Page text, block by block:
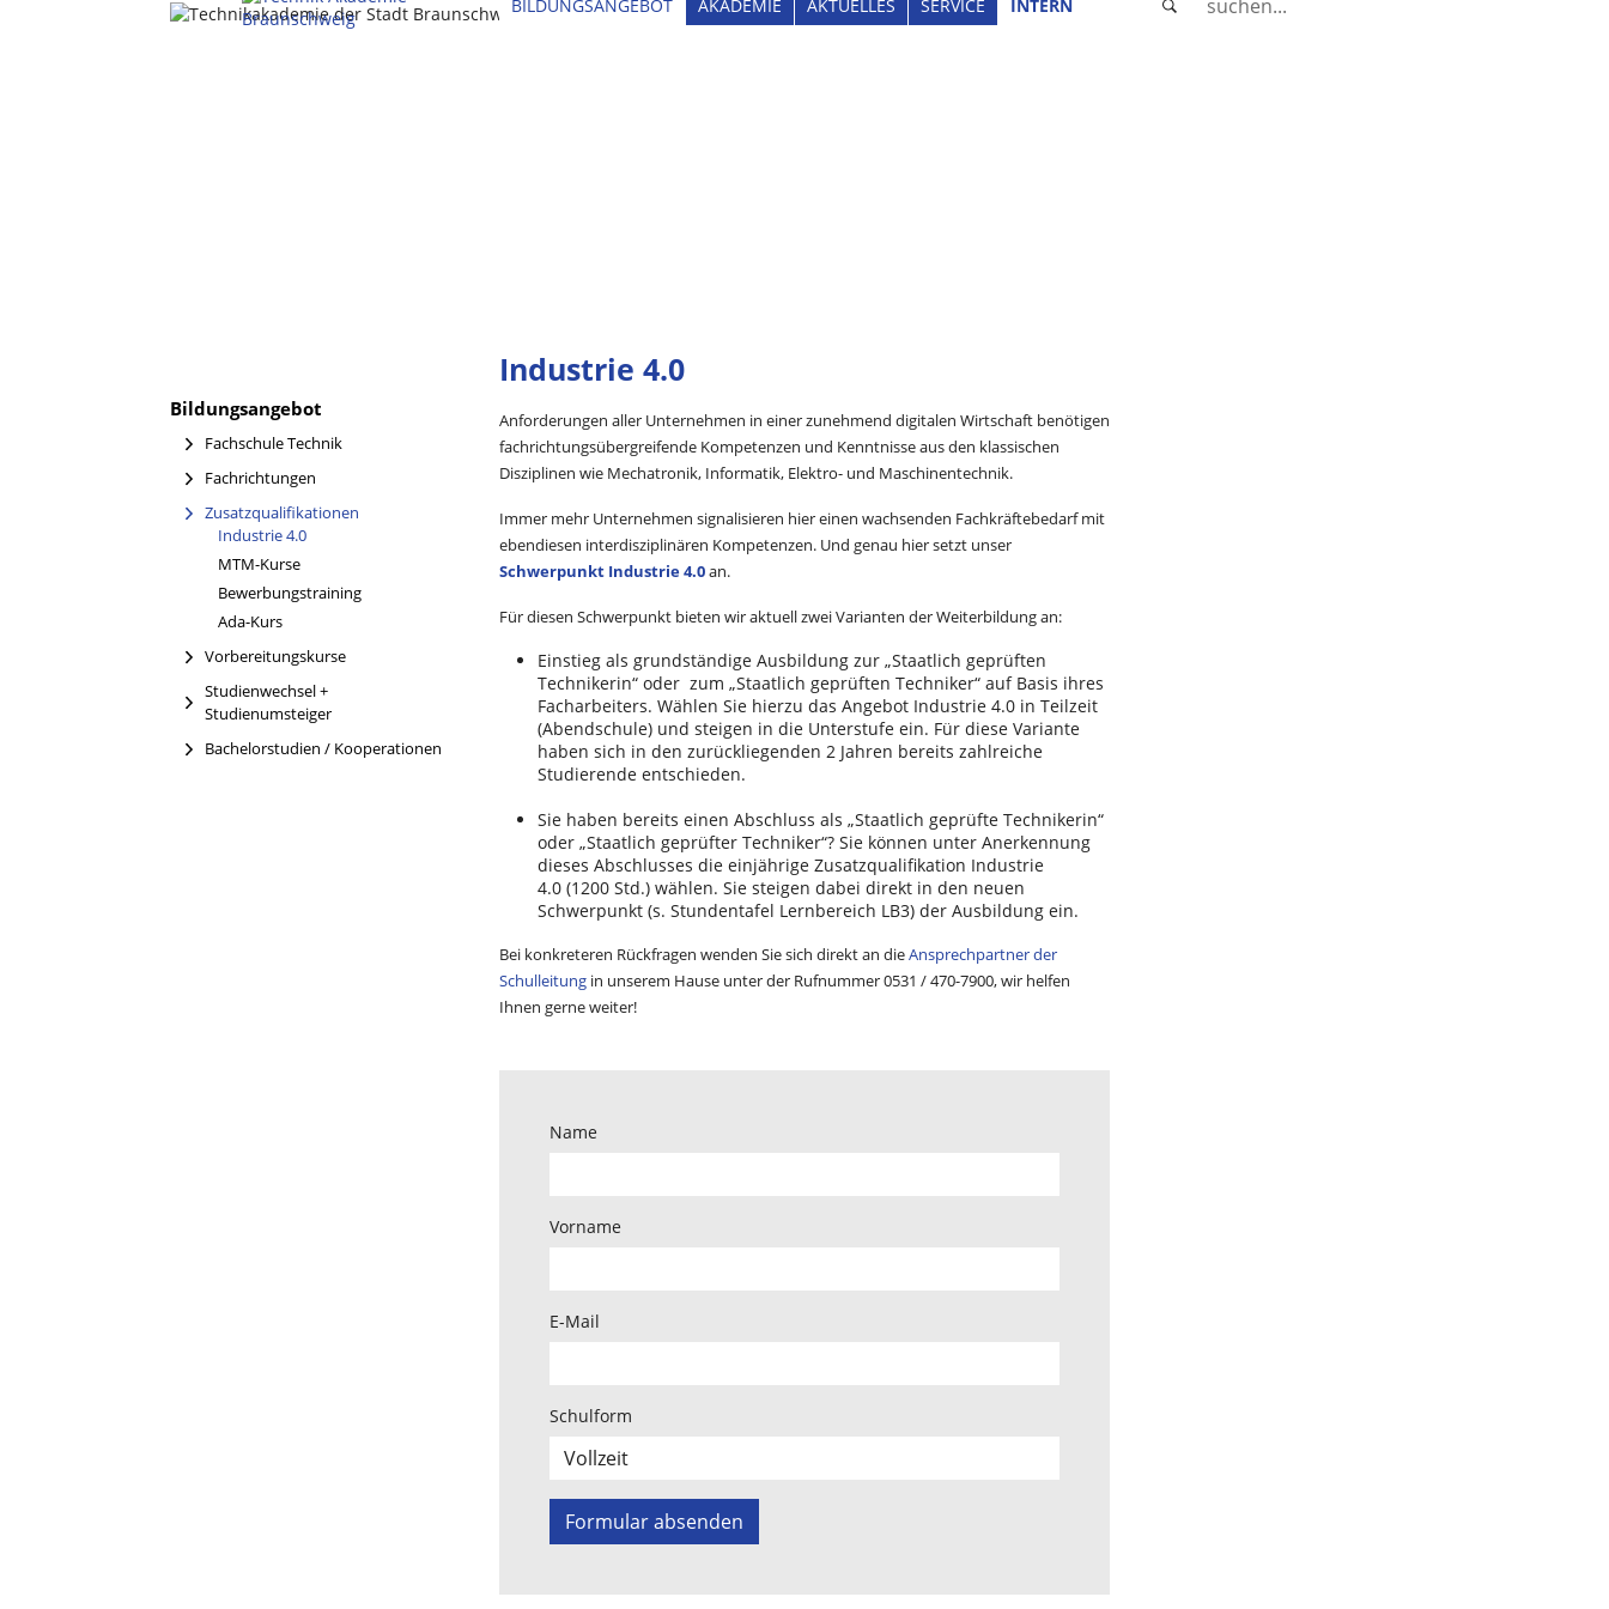
BILDUNGSANGEBOT AKADEMIE AKTUELLES SERVICE INTERN
Bildungsangebot
Fachschule Technik
Fachrichtungen
Zusatzqualifikationen
Industrie 4.0(current)
MTM-Kurse
Bewerbungstraining
Ada-Kurs
Vorbereitungskurse
Studienwechsel +
Studienumsteiger
Bachelorstudien / Kooperationen
Industrie 4.0
Anforderungen aller Unternehmen in einer zunehmend digitalen Wirtschaft benötigen
fachrichtungsübergreifende Kompetenzen und Kenntnisse aus den klassischen
Disziplinen wie Mechatronik, Informatik, Elektro- und Maschinentechnik.
Immer mehr Unternehmen signalisieren hier einen wachsenden Fachkräftebedarf mit
ebendiesen interdisziplinären Kompetenzen. Und genau hier setzt unser
Schwerpunkt Industrie 4.0an.
Für diesen Schwerpunkt bieten wir aktuell zwei Varianten der Weiterbildung an:
Einstieg als grundständige Ausbildung zur „Staatlich geprüften
Technikerin“ oder zum „Staatlich geprüften Techniker“ auf Basis ihres
Facharbeiters. Wählen Sie hierzu das Angebot Industrie 4.0 in Teilzeit
(Abendschule) und steigen in die Unterstufe ein. Für diese Variante
haben sich in den zurückliegenden 2 Jahren bereits zahlreiche
Studierende entschieden.
Sie haben bereits einen Abschluss als „Staatlich geprüfte Technikerin“
oder „Staatlich geprüfter Techniker“? Sie können unter Anerkennung
dieses Abschlusses die einjährige Zusatzqualifikation Industrie
4.0 (1200 Std.) wählen. Sie steigen dabei direkt in den neuen
Schwerpunkt (s. Stundentafel Lernbereich LB3) der Ausbildung ein.
Bei konkreteren Rückfragen wenden Sie sich direkt an dieAnsprechpartner der
Schulleitung in unserem Hause unter der Rufnummer 0531 / 470-7900, wir helfen
Ihnen gerne weiter!
Name
Vorname
E-Mail
Schulform
Formular absenden